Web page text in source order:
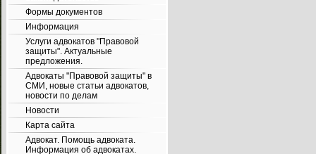
Формы документов
Информация
Услуги адвокатов "Правовой
защиты". Актуальные
предложения.
Адвокаты "Правовой защиты" в
СМИ, новые статьи адвокатов,
новости по делам
Новости
Карта сайта
Адвокат. Помощь адвоката.
Информация об адвокатах.